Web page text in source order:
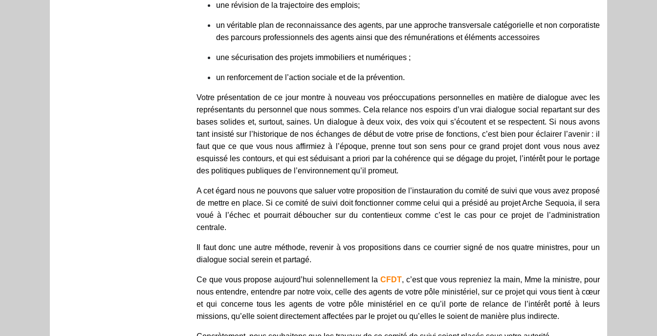
une révision de la trajectoire des emplois;
un véritable plan de reconnaissance des agents, par une approche transversale catégorielle et non corporatiste
des parcours professionnels des agents ainsi que des rémunérations et éléments accessoires
une sécurisation des projets immobiliers et numériques ;
un renforcement de l’action sociale et de la prévention.
Votre présentation de ce jour montre à nouveau vos préoccupations personnelles en matière de dialogue avec les
représentants du personnel que nous sommes. Cela relance nos espoirs d’un vrai dialogue social repartant sur des
bases solides et, surtout, saines. Un dialogue à deux voix, des voix qui s’écoutent et se respectent. Si nous avons
tant insisté sur l’historique de nos échanges de début de votre prise de fonctions, c’est bien pour éclairer l’avenir : il
faut que ce que vous nous affirmiez à l’époque, prenne tout son sens pour ce grand projet dont vous nous avez
esquissé les contours, et qui est séduisant a priori par la cohérence qui se dégage du projet, l’intérêt pour le portage
des politiques publiques de l’environnement qu’il promeut.
A cet égard nous ne pouvons que saluer votre proposition de l’instauration du comité de suivi que vous avez proposé
de mettre en place. Si ce comité de suivi doit fonctionner comme celui qui a présidé au projet Arche Sequoia, il sera
voué à l’échec et pourrait déboucher sur du contentieux comme c’est le cas pour ce projet de l’administration
centrale.
Il faut donc une autre méthode, revenir à vos propositions dans ce courrier signé de nos quatre ministres, pour un
dialogue social serein et partagé.
Ce que vous propose aujourd’hui solennellement la CFDT, c’est que vous repreniez la main, Mme la ministre, pour
nous entendre, entendre par notre voix, celle des agents de votre pôle ministériel, sur ce projet qui vous tient à cœur
et qui concerne tous les agents de votre pôle ministériel en ce qu’il porte de relance de l’intérêt porté à leurs
missions, qu’elle soient directement affectées par le projet ou qu’elles le soient de manière plus indirecte.